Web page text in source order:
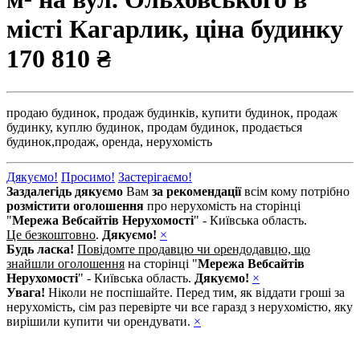
місті Кагарлик, ціна будинку
170 810 ₴
продаю будинок, продаж будинків, купити будинок, продаж
будинку, куплю будинок, продам будинок, продається
будинок,продаж, оренда, нерухомість
Дякуємо! Просимо! Застерігаємо!
Заздалегідь дякуємо Вам за рекомендаціївсім кому потрібно
розмістити оголошення про нерухомість на сторінці
"Мережа Вебсайтів Нерухомості" - Київська область.
Це безкоштовно. Дякуємо! ×
Будь ласка! Повідомте продавцю чи орендодавцю, що
знайшли оголошення на сторінці "Мережа Вебсайтів
Нерухомості" - Київська область. Дякуємо! ×
Увага! Ніколи не поспішайте. Перед тим, як віддати гроші за
нерухомість, сім раз перевірте чи все гаразд з нерухомістю, яку
вирішили купити чи орендувати. ×